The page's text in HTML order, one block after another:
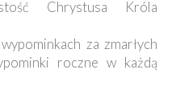
Chrystusa Króla
za zmarłych
roczne w każdą